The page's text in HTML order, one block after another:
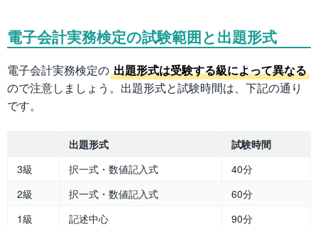
電子会計実務検定の試験範囲と出題形式
電子会計実務検定の 出題形式は受験する級によって異なる
ので注意しましょう。出題形式と試験時間は、下記の通り
です。
出題形式
試験時間
3級
択一式・数値記入式
40分
2級
択一式・数値記入式
60分
1級
記述中心 90分